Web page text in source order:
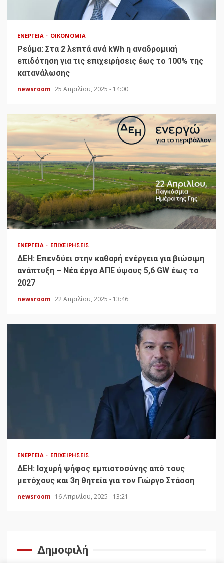
ΕΝΈΡΓΕΙΑ ΟΙΚΟΝΟΜΊΑ
Ρεύμα: Στα 2 λεπτά ανά kWh η αναδρομική
επιδότηση για τις επιχειρήσεις έως το 100% της
κατανάλωσης
newsroom 25 Απριλίου, 2025 - 14:00
ΕΝΈΡΓΕΙΑ ΕΠΙΧΕΙΡΉΣΕΙΣ
ΔΕΗ: Επενδύει στην καθαρή ενέργεια για βιώσιμη
ανάπτυξη – Νέα έργα ΑΠΕ ύψους 5,6 GW έως το
2027
newsroom 22 Απριλίου, 2025 - 13:46
ΕΝΈΡΓΕΙΑ ΕΠΙΧΕΙΡΉΣΕΙΣ
ΔΕΗ: Ισχυρή ψήφος εμπιστοσύνης από τους
μετόχους και 3η θητεία για τον Γιώργο Στάσση
newsroom 16 Απριλίου, 2025 - 13:21
Δημοφιλή